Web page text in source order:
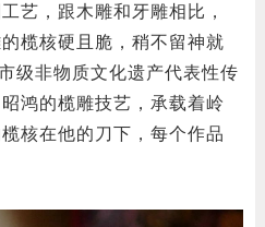
艺，跟木雕和牙雕相比，
榄核硬且脆，稍不留神就
级非物质文化遗产代表性传
鸿的榄雕技艺，承载着岭
核在他的刀下，每个作品